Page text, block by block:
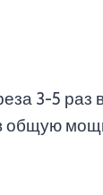
3-5 раз
общую